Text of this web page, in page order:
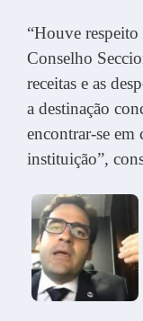
“Houve
Conselho
receitas e as
a destinação
encontrar-se
instituição”,